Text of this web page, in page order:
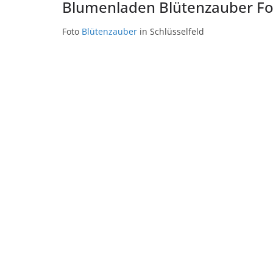
Blumenladen Blütenzauber
Foto Blütenzauber in Schlüsselfeld